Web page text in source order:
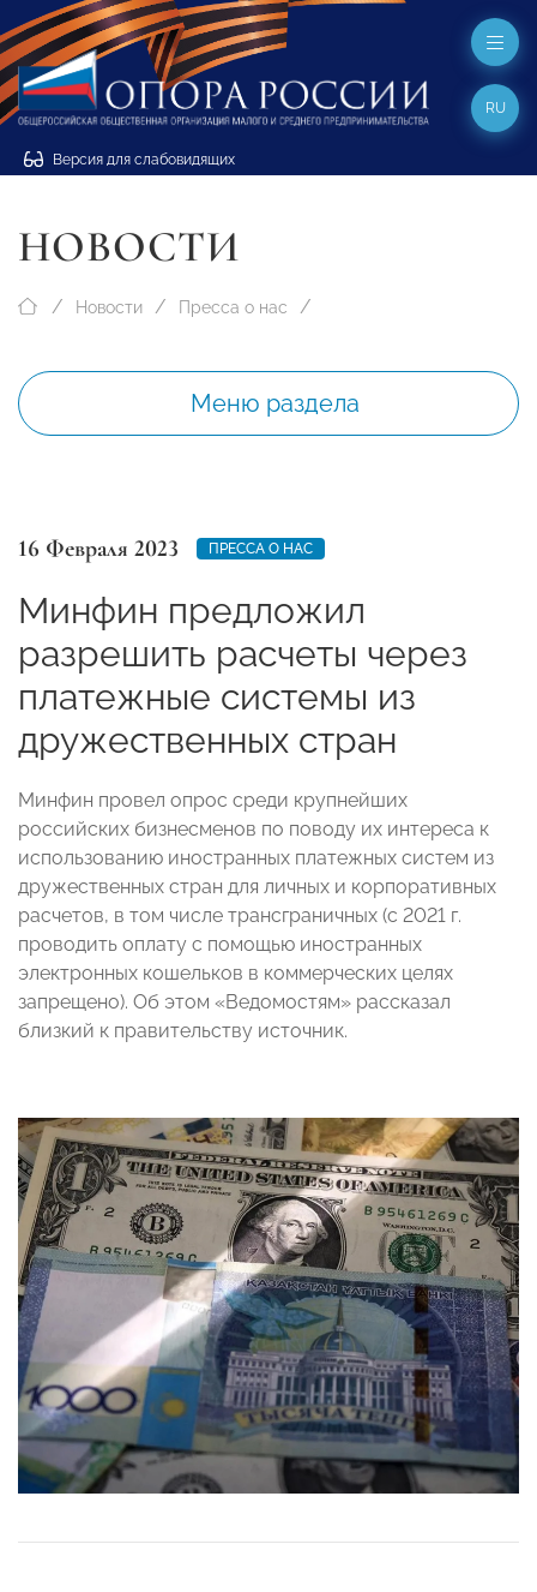
Версия для слабовидящих
RU
НОВОСТИ
Новости Пресса о нас
Меню раздела
16 Февраля 2023 ПРЕССА О НАС
Минфин предложил
разрешить расчеты через
платежные системы из
дружественных стран
Минфин провел опрос среди крупнейших
российских бизнесменов по поводу их интереса к
использованию иностранных платежных систем из
дружественных стран для личных и корпоративных
расчетов, в том числе трансграничных (с 2021 г.
проводить оплату с помощью иностранных
электронных кошельков в коммерческих целях
запрещено). Об этом «Ведомостям» рассказал
близкий к правительству источник.